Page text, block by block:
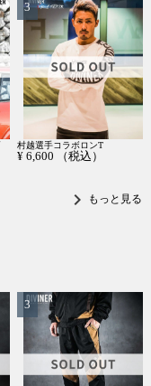
村越選手コラボロンT
¥ 6,600 （税込）
chevron_right もっと見る